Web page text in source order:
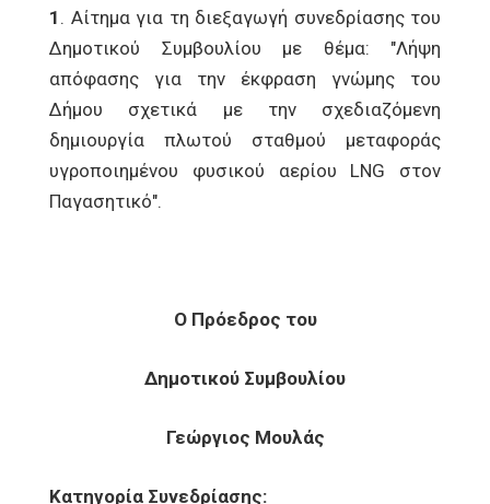
1 . Αίτημα για τη διεξαγωγή συνεδρίασης του
Δημοτικού Συμβουλίου με θέμα: "Λήψη
απόφασης για την έκφραση γνώμης του
Δήμου σχετικά με την σχεδιαζόμενη
δημιουργία πλωτού σταθμού μεταφοράς
υγροποιημένου φυσικού αερίου LNG στον
Παγασητικό".
Ο Πρόεδρος του
Δημοτικού Συμβουλίου
Γεώργιος Μουλάς
Κατηγορία Συνεδρίασης: